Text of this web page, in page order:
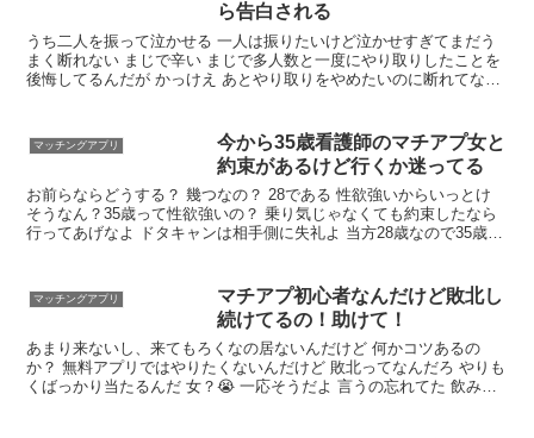
ら告白される
うち二人を振って泣かせる 一人は振りたいけど泣かせすぎてまだう
まく断れない まじで辛い まじで多人数と一度にやり取りしたことを
後悔してるんだが かっけえ あとやり取りをやめたいのに断れてない
マッチングアプリ
今から35歳看護師のマチアプ女と
約束があるけど行くか迷ってる
お前らならどうする？ 幾つなの？ 28である 性欲強いからいっとけ
そうなん？35歳って性欲強いの？ 乗り気じゃなくても約束したなら
行ってあげなよ ドタキャンは相手側に失礼よ 当方28歳なので35歳は
マッチングアプリ
マチアプ初心者なんだけど敗北し
続けてるの！助けて！
あまり来ないし、来てもろくなの居ないんだけど 何かコツあるの
か？ 無料アプリではやりたくないんだけど 敗北ってなんだろ やりも
くばっかり当たるんだ 女？😭 一応そうだよ 言うの忘れてた 飲み誘